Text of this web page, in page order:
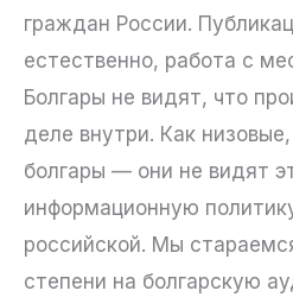
граждан России.
естественно, работа с
Болгары не видят, что
деле внутри. Как
болгары — они не видят
информационную
российской. Мы
степени на болгарскую